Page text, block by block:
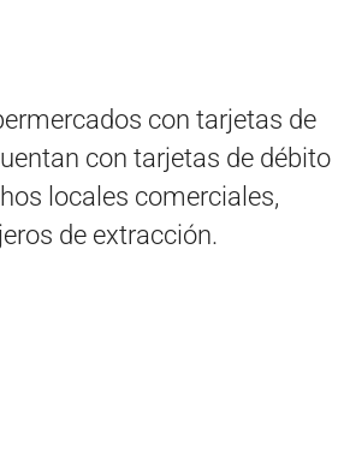
con tarjetas de
con tarjetas de débito
locales comerciales,
de extracción.